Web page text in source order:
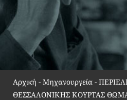
Αρχική - Μηχανουργεία-
ΘΕΣΣΑΛΟΝΙΚΗΣ ΚΟΥΡΤΑΣ